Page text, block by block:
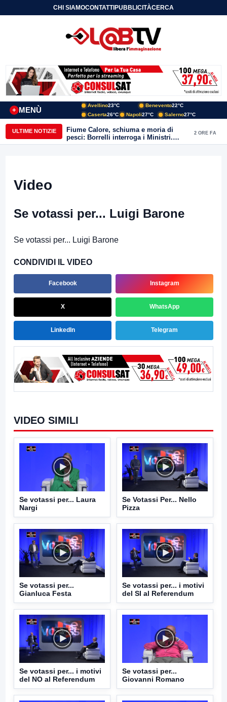
CHI SIAMOCONTATTIPUBBLICITÀCERCA
MENÙ
+
Avellino23°C Benevento22°C
Caserta26°C Napoli27°C Salerno27°C
ULTIME NOTIZIE
Fiume Calore, schiuma e moria di
pesci: Borrelli interroga i Ministri.
“Benevento paga l’assenza del
2 ORE FA
Video
Se votassi per... Luigi Barone
Se votassi per... Luigi Barone
CONDIVIDI IL VIDEO
Facebook Instagram
X WhatsApp
LinkedIn Telegram
VIDEO SIMILI
Se votassi per... Laura
Nargi
Se Votassi Per... Nello
Pizza
Se votassi per...
Gianluca Festa
Se votassi per... i motivi
del SI al Referendum
Se votassi per... i motivi
del NO al Referendum
Se votassi per...
Giovanni Romano